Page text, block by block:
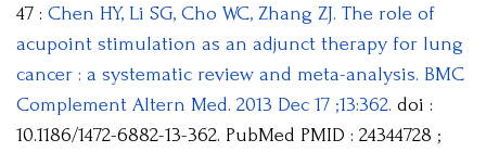
47 : Chen HY, Li SG, Cho WC, Zhang ZJ. The role of
acupoint stimulation as an adjunct therapy for lung
cancer : a systematic review and meta-analysis. BMC
Complement Altern Med. 2013 Dec 17 ;13:362. doi :
10.1186/1472-6882-13-362. PubMed PMID : 24344728 ;